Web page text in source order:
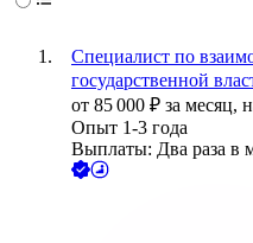
Специалист по
государственной
от 85 000 ₽ за месяц,
Опыт 1-3 года
Выплаты: Два раза в